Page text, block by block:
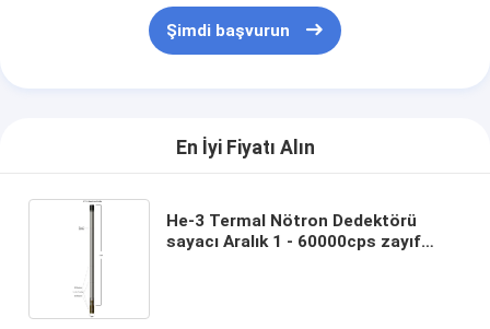
Şimdi başvurun
En İyi Fiyatı Alın
He-3 Termal Nötron Dedektörü
sayacı Aralık 1 - 60000cps zayıf